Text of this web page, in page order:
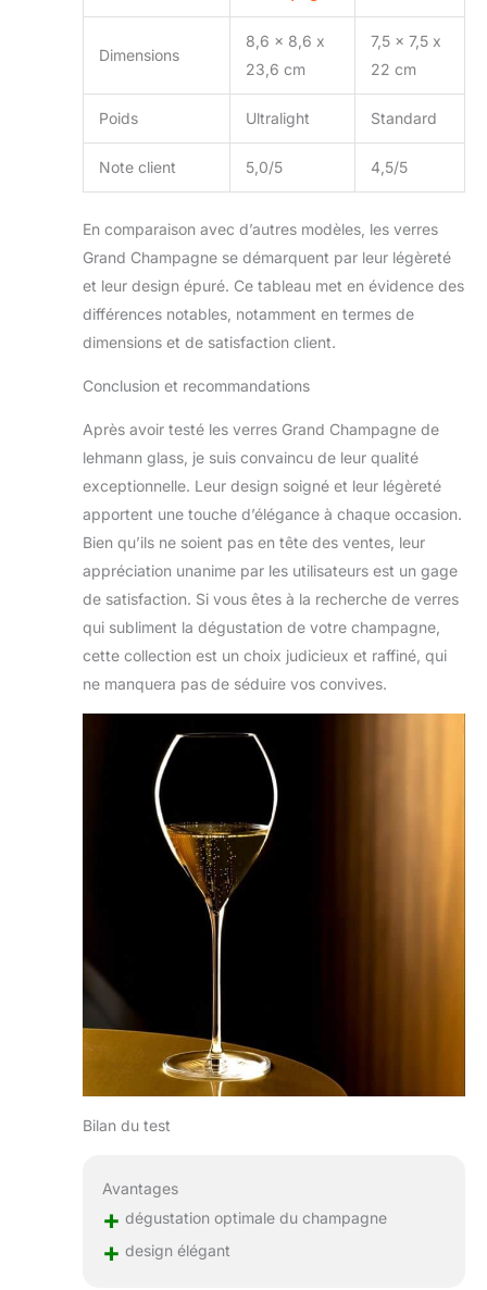
Dimensions
8,6 x 8,6 x
23,6 cm
7,5 x 7,5 x
22 cm
Poids Ultralight Standard
Note client 5,0/5 4,5/5
En comparaison avec d’autres modèles, les verres
Grand Champagne se démarquent par leur légèreté
et leur design épuré. Ce tableau met en évidence des
différences notables, notamment en termes de
dimensions et de satisfaction client.
Conclusion et recommandations
Après avoir testé les verres Grand Champagne de
lehmann glass, je suis convaincu de leur qualité
exceptionnelle. Leur design soigné et leur légèreté
apportent une touche d’élégance à chaque occasion.
Bien qu’ils ne soient pas en tête des ventes, leur
appréciation unanime par les utilisateurs est un gage
de satisfaction. Si vous êtes à la recherche de verres
qui subliment la dégustation de votre champagne,
cette collection est un choix judicieux et raffiné, qui
ne manquera pas de séduire vos convives.
Bilan du test
Avantages
+ dégustation optimale du champagne
+ design élégant